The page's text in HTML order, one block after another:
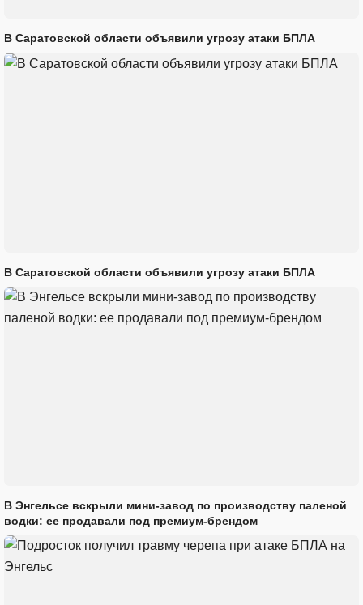
В Саратовской области объявили угрозу атаки БПЛА
В Саратовской области объявили угрозу атаки БПЛА
В Энгельсе вскрыли мини-завод по производству паленой
водки: ее продавали под премиум-брендом